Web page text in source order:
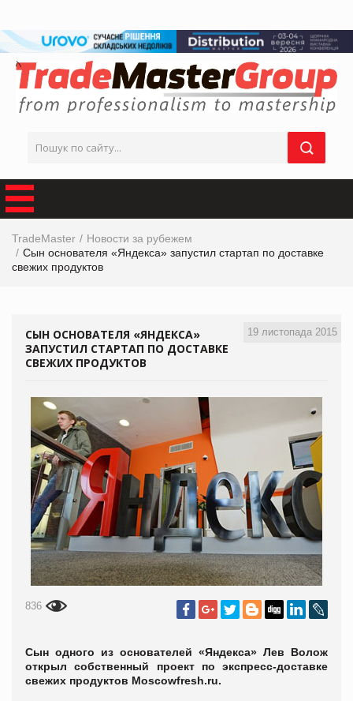
TradeMaster
Новости за рубежем
Сын основателя «Яндекса» запустил стартап по доставке
свежих продуктов
19 листопада 2015
СЫН ОСНОВАТЕЛЯ «ЯНДЕКСА»
ЗАПУСТИЛ СТАРТАП ПО ДОСТАВКЕ
СВЕЖИХ ПРОДУКТОВ
836
Сын одного из основателей «Яндекса» Лев Волож
открыл собственный проект по экспресс-доставке
свежих продуктов Moscowfresh.ru.